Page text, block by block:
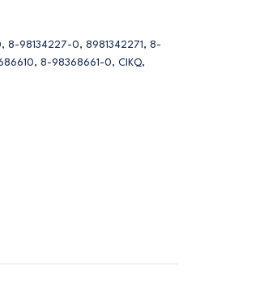
8-98134227-0, 8981342271, 8-
8-98368661-0, CIKQ,